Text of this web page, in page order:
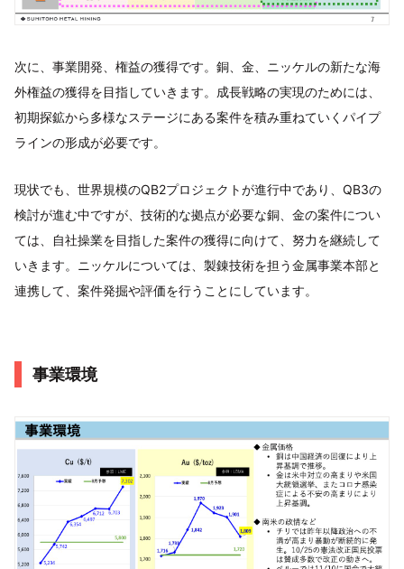
次に、事業開発、権益の獲得です。銅、金、ニッケルの新たな海
外権益の獲得を目指していきます。成長戦略の実現のためには、
初期探鉱から多様なステージにある案件を積み重ねていくパイプ
ラインの形成が必要です。
現状でも、世界規模のQB2プロジェクトが進行中であり、QB3の
検討が進む中ですが、技術的な拠点が必要な銅、金の案件につい
ては、自社操業を目指した案件の獲得に向けて、努力を継続して
いきます。ニッケルについては、製錬技術を担う金属事業本部と
連携して、案件発掘や評価を行うことにしています。
事業環境